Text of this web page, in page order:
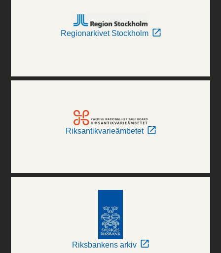
Regionarkivet Stockholm
Riksantikvarieämbetet
Riksbankens arkiv